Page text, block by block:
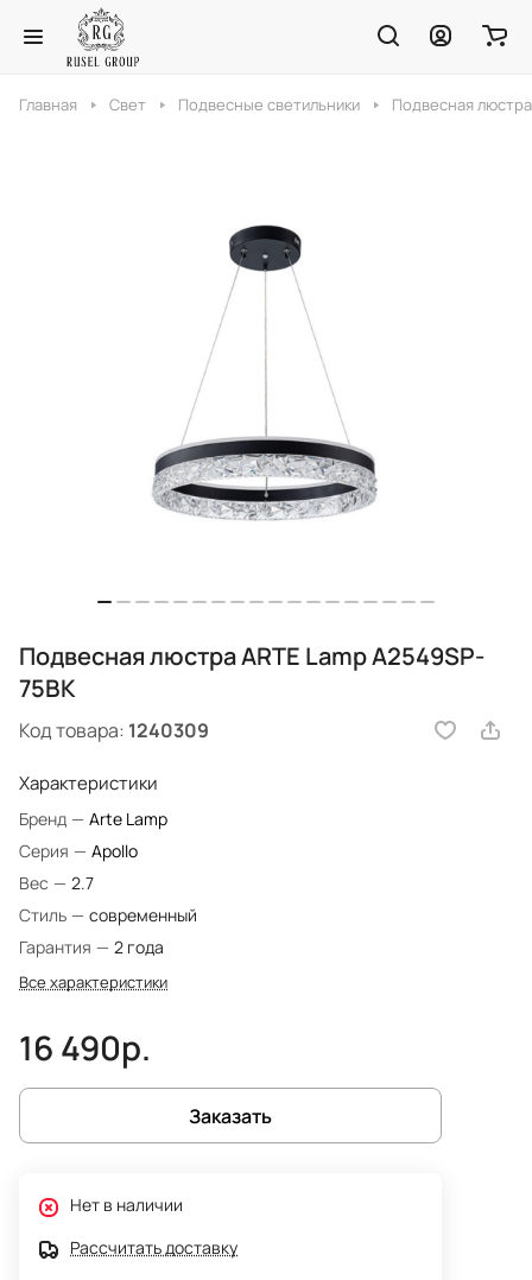
Главная Свет Подвесные светильники Подвесная
Подвесная люстра ARTE Lamp A2549SP-
75BK
Код товара: 1240309
Характеристики
Бренд — Arte Lamp
Серия — Apollo
Вес — 2.7
Стиль — современный
Гарантия — 2 года
Все характеристики
16 490р.
Заказать
Нет в наличии
Рассчитать доставку